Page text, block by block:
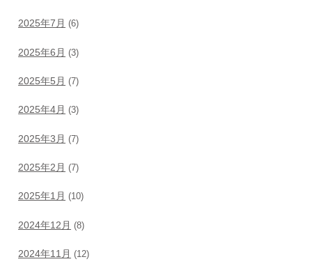
2025年7月 (6)
2025年6月 (3)
2025年5月 (7)
2025年4月 (3)
2025年3月 (7)
2025年2月 (7)
2025年1月 (10)
2024年12月 (8)
2024年11月 (12)